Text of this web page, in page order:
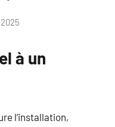
à un
l’installation,